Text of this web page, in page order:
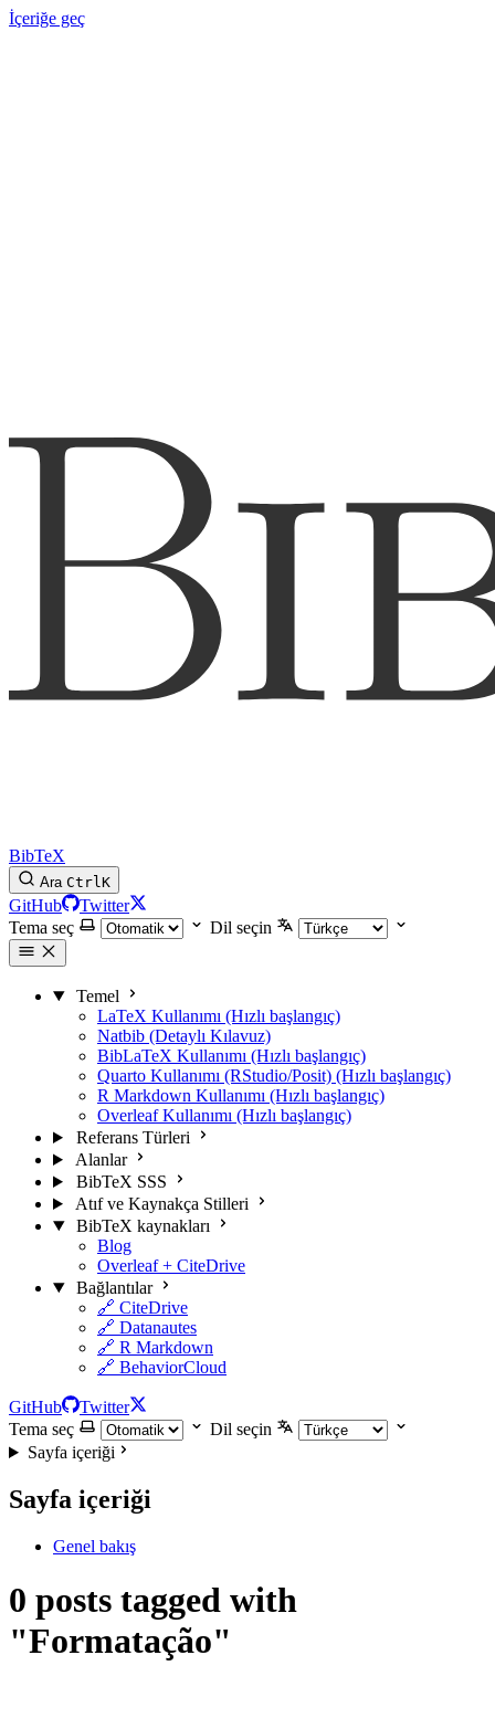
İçeriğe geç
BibTeX
Ara CtrlK
GitHub
Twitter
Tema seç
Dil seçin
Temel
LaTeX Kullanımı (Hızlı başlangıç)
Natbib (Detaylı Kılavuz)
BibLaTeX Kullanımı (Hızlı başlangıç)
Quarto Kullanımı (RStudio/Posit) (Hızlı başlangıç)
R Markdown Kullanımı (Hızlı başlangıç)
Overleaf Kullanımı (Hızlı başlangıç)
Referans Türleri
Alanlar
BibTeX SSS
Atıf ve Kaynakça Stilleri
BibTeX kaynakları
Blog
Overleaf + CiteDrive
Bağlantılar
🔗 CiteDrive
🔗 Datanautes
🔗 R Markdown
🔗 BehaviorCloud
GitHub
Twitter
Tema seç
Dil seçin
Sayfa içeriği
Sayfa içeriği
Genel bakış
0 posts tagged with
"Formatação"